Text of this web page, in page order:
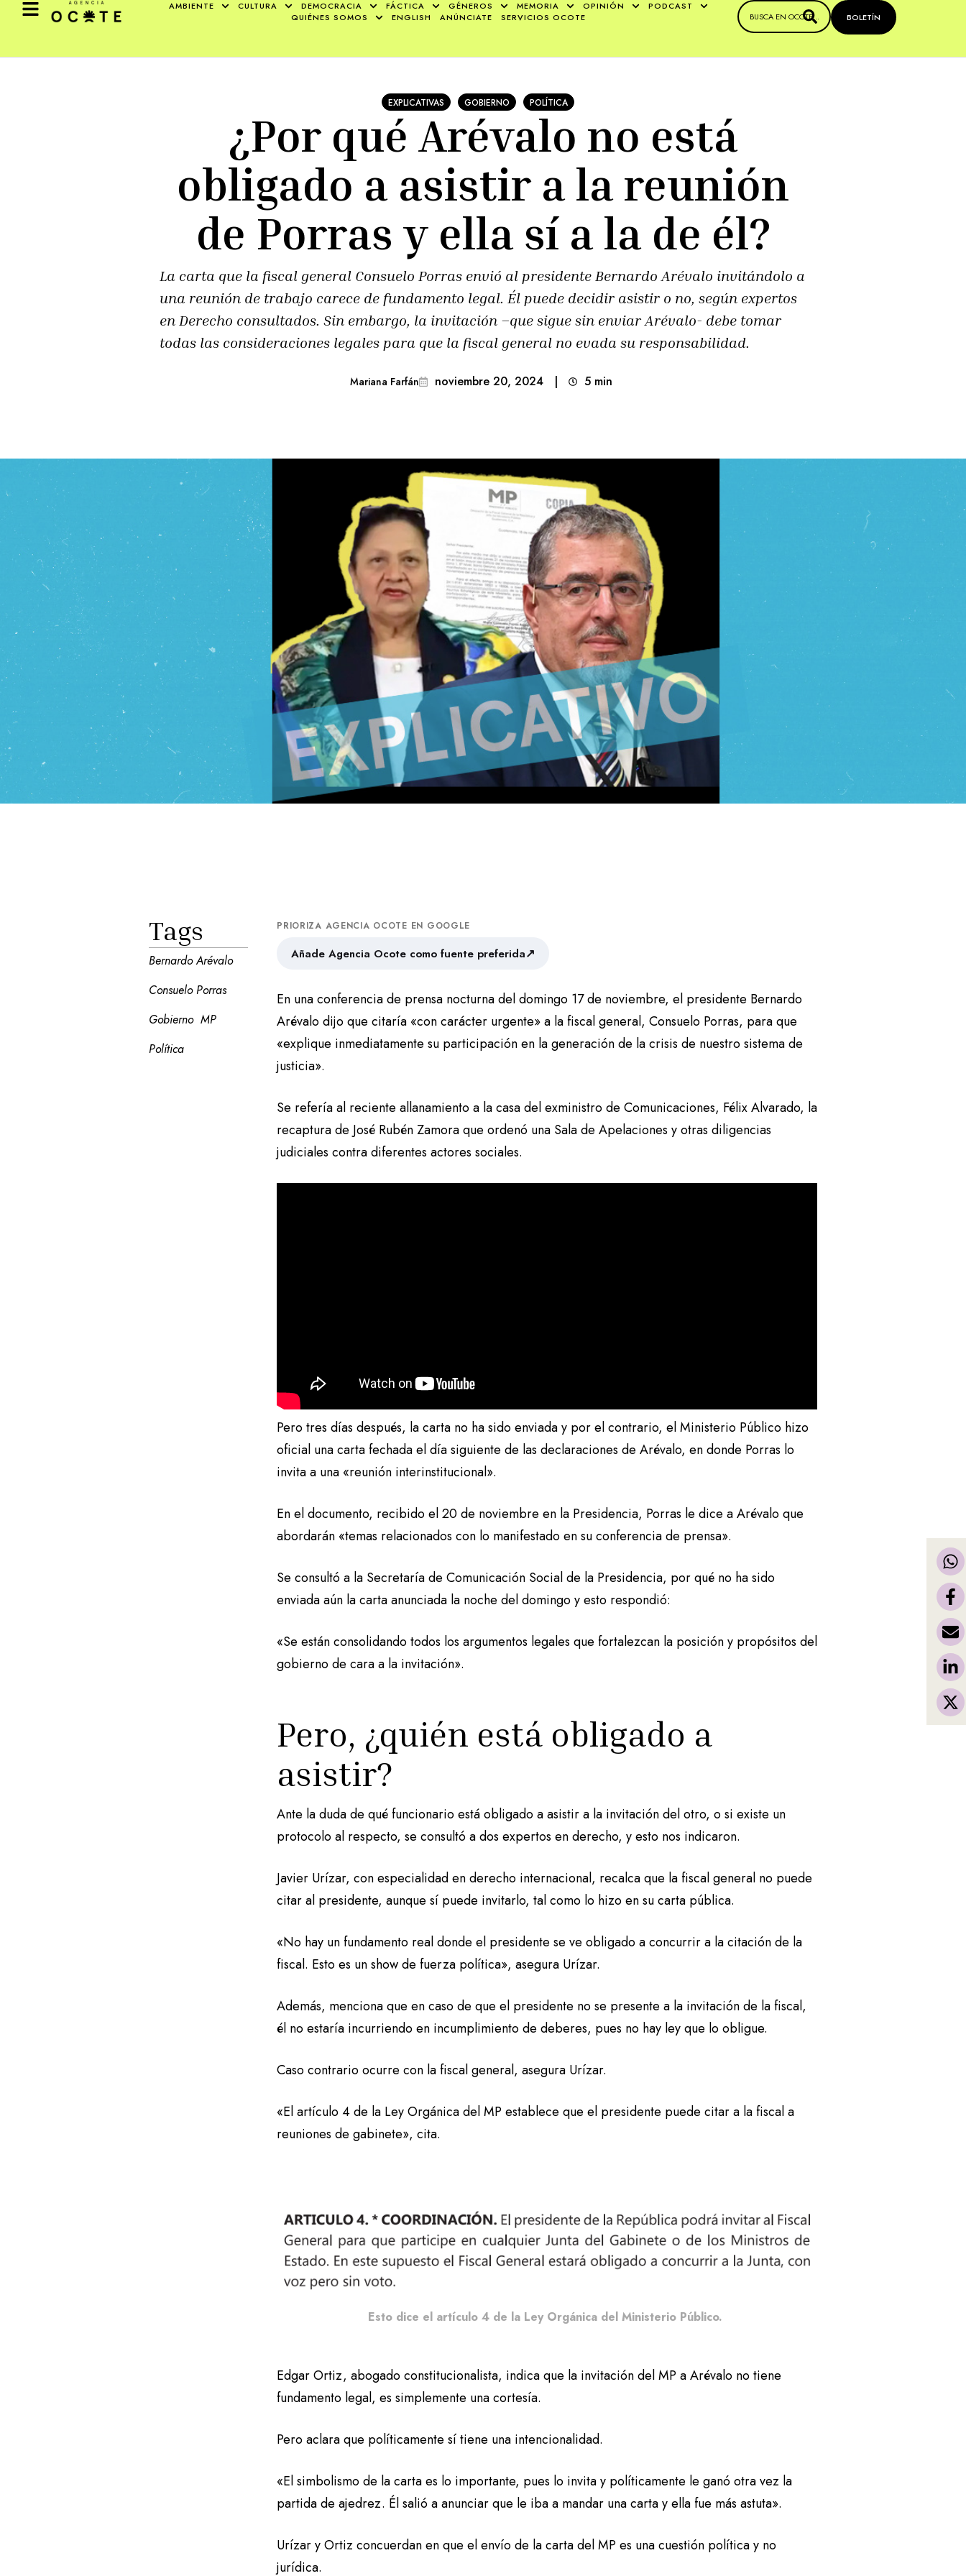
AMBIENTE CULTURA DEMOCRACIA FÁCTICA GÉNEROS MEMORIA OPINIÓN
PODCAST
QUIÉNES SOMOS
ENGLISH ANÚNCIATE SERVICIOS OCOTE BOLETÍN
EXPLICATIVAS GOBIERNO POLÍTICA
¿Por qué Arévalo no está
obligado a asistir a la reunión
de Porras y ella sí a la de él?
La carta que la fiscal general Consuelo Porras envió al presidente Bernardo Arévalo invitándolo a
una reunión de trabajo carece de fundamento legal. Él puede decidir asistir o no, según expertos
en Derecho consultados. Sin embargo, la invitación –que sigue sin enviar Arévalo- debe tomar
todas las consideraciones legales para que la fiscal general no evada su responsabilidad.
Mariana Farfán noviembre 20, 2024 | 5 min
Tags
Bernardo Arévalo
Consuelo Porras
Gobierno MP
Política
PRIORIZA AGENCIA OCOTE EN GOOGLE
Añade Agencia Ocote como fuente preferida↗
En una conferencia de prensa nocturna del domingo 17 de noviembre, el presidente Bernardo
Arévalo dijo que citaría «con carácter urgente» a la fiscal general, Consuelo Porras, para que
«explique inmediatamente su participación en la generación de la crisis de nuestro sistema de
justicia».
Se refería al reciente allanamiento a la casa del exministro de Comunicaciones, Félix Alvarado, la
recaptura de José Rubén Zamora que ordenó una Sala de Apelaciones y otras diligencias
judiciales contra diferentes actores sociales.
Pero tres días después, la carta no ha sido enviada y por el contrario, el Ministerio Público hizo
oficial una carta fechada el día siguiente de las declaraciones de Arévalo, en donde Porras lo
invita a una «reunión interinstitucional».
En el documento, recibido el 20 de noviembre en la Presidencia, Porras le dice a Arévalo que
abordarán «temas relacionados con lo manifestado en su conferencia de prensa».
Se consultó a la Secretaría de Comunicación Social de la Presidencia, por qué no ha sido
enviada aún la carta anunciada la noche del domingo y esto respondió:
«Se están consolidando todos los argumentos legales que fortalezcan la posición y propósitos del
gobierno de cara a la invitación».
Pero, ¿quién está obligado a
asistir?
Ante la duda de qué funcionario está obligado a asistir a la invitación del otro, o si existe un
protocolo al respecto, se consultó a dos expertos en derecho, y esto nos indicaron.
Javier Urízar, con especialidad en derecho internacional, recalca que la fiscal general no puede
citar al presidente, aunque sí puede invitarlo, tal como lo hizo en su carta pública.
«No hay un fundamento real donde el presidente se ve obligado a concurrir a la citación de la
fiscal. Esto es un show de fuerza política», asegura Urízar.
Además, menciona que en caso de que el presidente no se presente a la invitación de la fiscal,
él no estaría incurriendo en incumplimiento de deberes, pues no hay ley que lo obligue.
Caso contrario ocurre con la fiscal general, asegura Urízar.
«El artículo 4 de la Ley Orgánica del MP establece que el presidente puede citar a la fiscal a
reuniones de gabinete», cita.
Esto dice el artículo 4 de la Ley Orgánica del Ministerio Público.
Edgar Ortiz, abogado constitucionalista, indica que la invitación del MP a Arévalo no tiene
fundamento legal, es simplemente una cortesía.
Pero aclara que políticamente sí tiene una intencionalidad.
«El simbolismo de la carta es lo importante, pues lo invita y políticamente le ganó otra vez la
partida de ajedrez. Él salió a anunciar que le iba a mandar una carta y ella fue más astuta».
Urízar y Ortiz concuerdan en que el envío de la carta del MP es una cuestión política y no
jurídica.